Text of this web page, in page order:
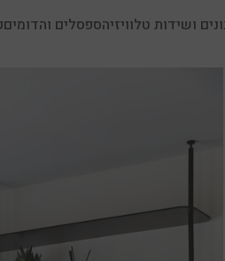
ושידות טלוויזיהספסלים והדומים